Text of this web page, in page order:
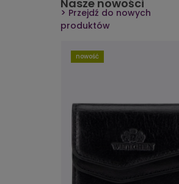
Nasze nowości
Przejdź do nowych
produktów
nowość